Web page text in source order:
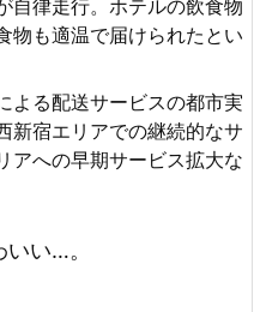
自律走行。ホテルの飲食物
物も適温で届けられたとい
よる配送サービスの都市実
新宿エリアでの継続的なサ
アへの早期サービス拡大な
い…。